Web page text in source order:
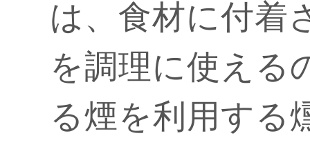
は、食材に付着
を調理に使える
る煙を利用する